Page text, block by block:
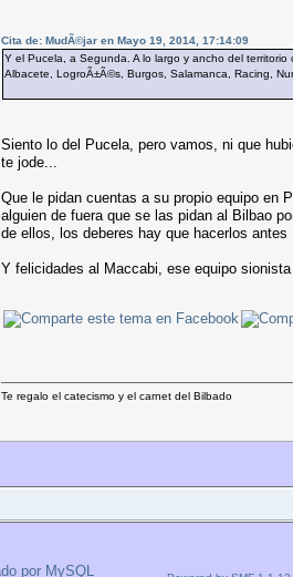
Cita de: MudÃ©jar en Mayo 19, 2014, 17:14:09
Y el Pucela, a Segunda. A lo largo y ancho del
Albacete, LogroÃ±Ã©s, Burgos, Salamanca, Racing,
Siento lo del Pucela, pero vamos, ni que
te jode...
Que le pidan cuentas a su propio equipo en
alguien de fuera que se las pidan al Bilbao
de ellos, los deberes hay que hacerlos antes
Y felicidades al Maccabi, ese equipo
Te regalo el catecismo y el carnet del Bilbado